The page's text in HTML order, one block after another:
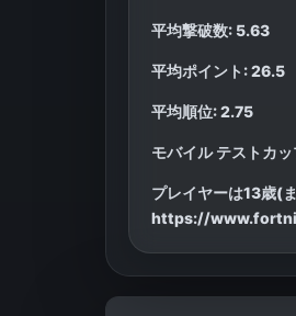
平均撃破数: 5.63
平均ポイント: 26.5
平均順位: 2.75
モバイル テストカ
プレイヤーは13歳(
https://